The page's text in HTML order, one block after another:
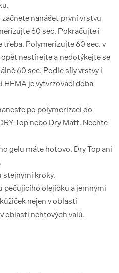
nanášet první vrstvu
60 sec. Pokračujte i
Polymerizujte 60 sec. v
nestírejte a nedotýkejte se
60 sec. Podle síly vrstvy i
HEMA je vytvrzovací doba
po polymerizaci do
Top nebo Dry Matt. Nechte
gelu máte hotovo. Dry Top ani
stejnými kroky.
pečujícího olejíčku a jemnými
nejen v oblasti
oblasti nehtových valů.